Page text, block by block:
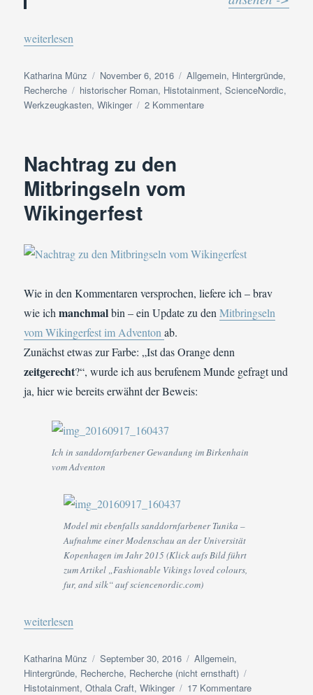
„Aus dem Fundus der Autorin: Wikinger Werkzeugkasten“
weiterlesen
Autor
Katharina Münz
Veröffentlicht
am
November 6, 2016 Kategorien
Allgemein, Hintergründe,
Recherche
Schlagwörter
historischer Roman, Histotainment,ScienceNordic,
Werkzeugkasten,Wikinger 2 Kommentarezu
Nachtrag zu den
Mitbringseln vom
Wikingerfest
Wie in den Kommentaren versprochen, liefere ich – brav
wie ichmanchmalbin – ein Update zu denMitbringseln
vom Wikingerfest im Adventonab.
Zunächst etwas zur Farbe: „Ist das Orange denn
zeitgerecht?“, wurde ich aus berufenem Munde gefragt und
ja, hier wie bereits erwähnt der Beweis:
Ich in sanddornfarbener Gewandung im Birkenhain
vom Adventon
Model mit ebenfalls sanddornfarbener Tunika –
Aufnahme einer Modenschau an der Universität
Kopenhagen im Jahr 2015 (Klick aufs Bild führt
zum Artikel „Fashionable Vikings loved colours,
fur, and silk“ auf sciencenordic.com)
„Nachtrag zu den Mitbringseln vom Wikingerfest“
weiterlesen
Autor
Katharina Münz
Veröffentlicht
am
September 30, 2016 Kategorien
Allgemein,
Hintergründe, Recherche, Recherche (nicht ernsthaft)
Histotainment,Othala Craft,Wikinger 17 Kommentarezu